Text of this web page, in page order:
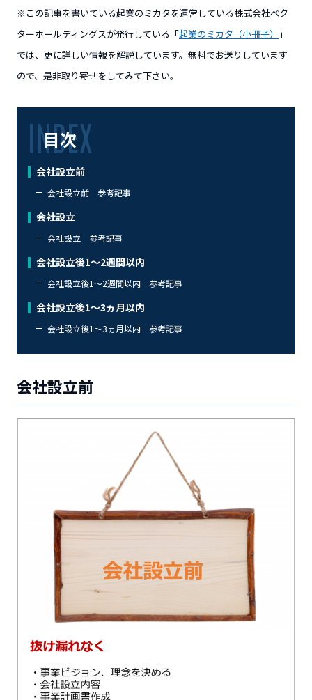
※この記事を書いている起業のミカタを運営している株式会社ベク
ターホールディングスが発行している「起業のミカタ（小冊子）
」
では、更に詳しい情報を解説しています。無料でお送りしています
ので、是非取り寄せをしてみて下さい。
目次
会社設立前
会社設立前 参考記事
会社設立
会社設立 参考記事
会社設立後1～2週間以内
会社設立後1～2週間以内 参考記事
会社設立後1～3ヵ月以内
会社設立後1～3ヵ月以内 参考記事
会社設立前